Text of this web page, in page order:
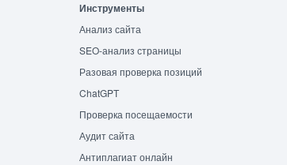
Инструменты
Анализ сайта
SEO-анализ страницы
Разовая проверка позиций
ChatGPT
Проверка посещаемости
Аудит сайта
Антиплагиат онлайн